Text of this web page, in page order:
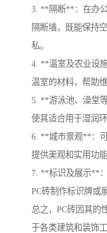
3. **隔断**：在办
隔断墙，既能保持
私。
4. **温室及农业设
温室的材料，帮助
5. **游泳池、澡堂
使其适合用于湿润
6. **城市景观**：
提供美观和实用功能
7. **标识及展示**
PC砖制作标识牌或
总之，PC砖因其的
于各类建筑和装饰工